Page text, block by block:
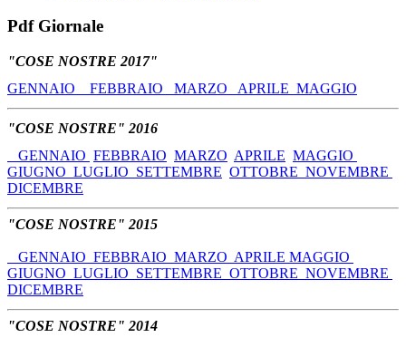
Pdf Giornale
"COSE NOSTRE 2017"
GENNAIO FEBBRAIO MARZO APRILE MAGGIO
"COSE NOSTRE" 2016
GENNAIO FEBBRAIO MARZO APRILE MAGGIO
GIUGNO LUGLIO SETTEMBRE OTTOBRE NOVEMBRE
DICEMBRE
"COSE NOSTRE" 2015
GENNAIO FEBBRAIO MARZO APRILE MAGGIO
GIUGNO LUGLIO SETTEMBRE OTTOBRE NOVEMBRE
DICEMBRE
"COSE NOSTRE" 2014